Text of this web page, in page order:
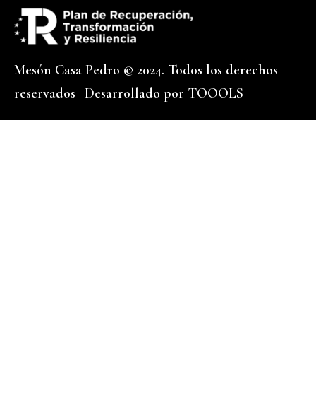
Mesón Casa Pedro © 2024. Todos los derechos
reservados | Desarrollado por TOOOLS